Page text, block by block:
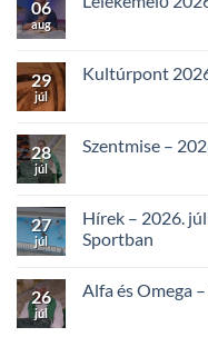
06
aug
29
júl
Kultúrpont
28
júl
Szentmise –
27
júl
Hírek – 2026.
Sportban
26
júl
Alfa és Omega